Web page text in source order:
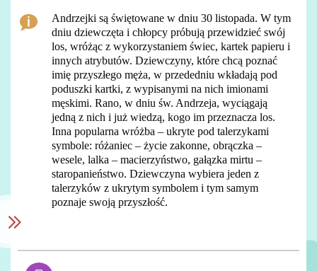
Andrzejki są świętowane w dniu 30 listopada. W tym
dniu dziewczęta i chłopcy próbują przewidzieć swój
los, wróżąc z wykorzystaniem świec, kartek papieru i
innych atrybutów. Dziewczyny, które chcą poznać
imię przyszłego męża, w przededniu wkładają pod
poduszki kartki, z wypisanymi na nich imionami
męskimi. Rano, w dniu św. Andrzeja, wyciągają
jedną z nich i już wiedzą, kogo im przeznacza los.
Inna popularna wróżba – ukryte pod talerzykami
symbole: różaniec – życie zakonne, obrączka –
wesele, lalka – macierzyństwo, gałązka mirtu –
staropanieństwo. Dziewczyna wybiera jeden z
talerzyków z ukrytym symbolem i tym samym
poznaje swoją przyszłość.